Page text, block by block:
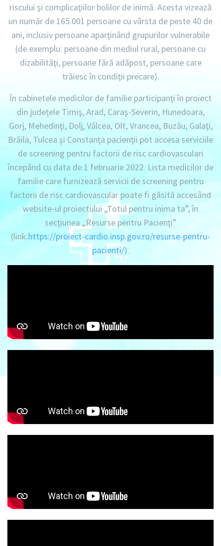
riscului şi complicaţiilor bolilor de inimă. Acesta vizează
un număr de 165.001 persoane cu vârsta de peste 40 de
ani, inclusiv persoane aparţinând grupurilor vulnerabile
(de exemplu: persoane din mediul rural, persoane cu
dizabilităţi, persoane fără adăpost, persoane care
trăiesc în condiţii precare).
În cabinetele medicilor de familie participanţi în proiect
din judeţele Timiş, Arad, Caraş-Severin, Hunedoara,
Gorj, Mehedinţi, Dolj, Vâlcea, Olt, Vrancea, Buzău, Galaţi,
Brăila, Tulcea şi Constanţa pacienţii pot accesa serviciile
de screening pentru factorii de risc cardiovasculari
începând cu data de 1 februarie 2022. Lista medicilor de
familie care furnizează servicii de screening pentru
factorii de risc cardiovascular poate fi găsită accesând
website-ul proiectului „Totul pentru inima ta”, în
secţiunea „Resurse pentru Pacienţi”
(link:https://proiect-cardio.insp.gov.ro/resurse-pentru-
pacienti/).